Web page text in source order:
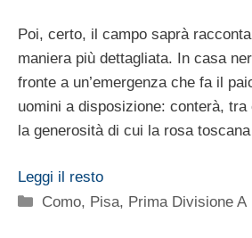
Poi, certo, il campo saprà
maniera più dettagliata. In casa
fronte a un’emergenza che fa il
uomini a disposizione: conterà,
la generosità di cui la rosa
Leggi il resto
Categorie
Como, Pisa, Prima Divisione A